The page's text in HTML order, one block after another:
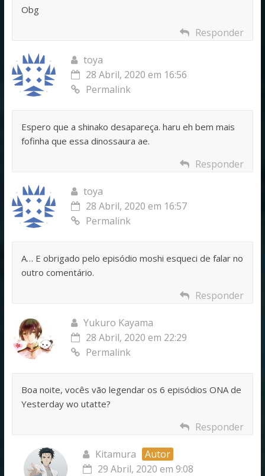
Obg
Responder
toya
28 Abril, 2020 em 16:56
Permalink
Espero que a shinako desapareça. haru eh bem mais
fofinha que essa dinossaura ae.
Responder
toya
28 Abril, 2020 em 16:57
Permalink
A… E obrigado pelo episódio moshi esqueci de falar no
outro comentário.
Responder
Yukuro Kayama
28 Abril, 2020 em 22:29
Permalink
Boa noite, vocês vão legendar os 6 episódios ONA de
Yesterday wo utatte?
Responder
Kitamura
Autor
29 Abril, 2020 em 9:08